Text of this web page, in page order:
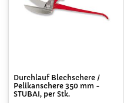
Durchlauf Blechschere /
Pelikanschere 350 mm -
STUBAI, per Stk.